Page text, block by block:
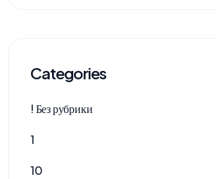
Categories
! Без рубрики
1
10